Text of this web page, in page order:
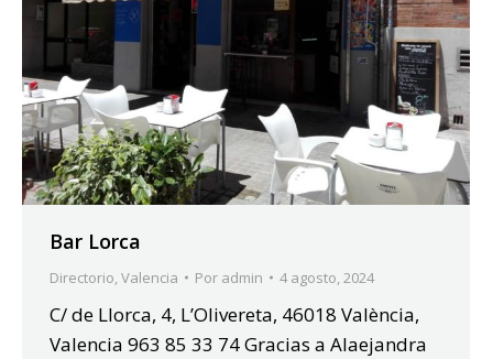
Bar Lorca
Directorio,Valencia Por admin 4 agosto, 2024
C/ de Llorca, 4, L’Olivereta, 46018 València,
Valencia 963 85 33 74 Gracias a Alaejandra